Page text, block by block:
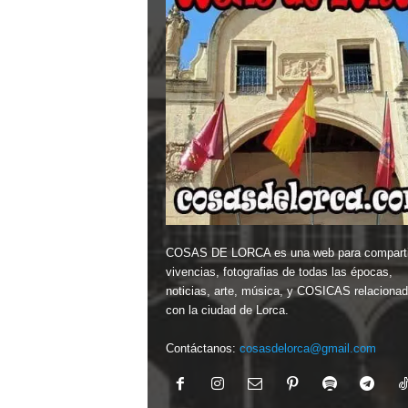
30800 Lorca, Murcia
T. 646551240
COSAS DE LORCA es una web para
vivencias, fotografias de todas las épocas,
noticias, arte, música, y COSICAS
con la ciudad de Lorca.
Contáctanos: cosasdelorca@gmail.com